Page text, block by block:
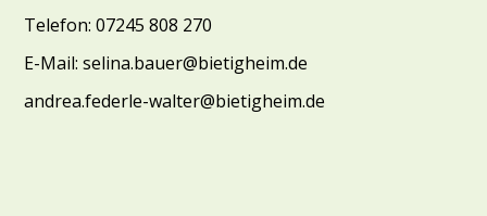
Telefon: 07245 808 270
E-Mail: selina.bauer@bietigheim.de
andrea.federle-walter@bietigheim.de